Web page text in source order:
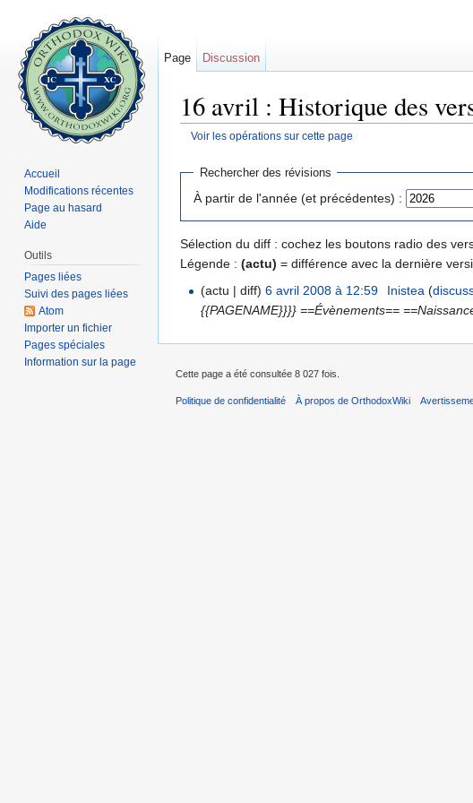
16 avril : Historique des
Voir les opérations sur cette page
Rechercher des révisions
À partir de l'année (et précédentes) :
Sélection du diff : cochez les boutons radio des
Légende : (actu) = différence avec la dernière
(actu | diff) 6 avril 2008 à 12:59 Inistea (
{{PAGENAME}}}} ==Évènements==
Page Discussion
Accueil
Modifications récentes
Page au hasard
Aide
Outils
Pages liées
Suivi des pages liées
Atom
Importer un fichier
Pages spéciales
Information sur la page
Cette page a été consultée 8 027 fois.
Politique de confidentialité À propos de OrthodoxWiki